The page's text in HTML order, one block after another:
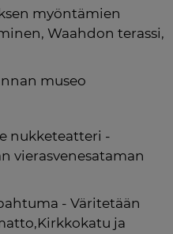
myöntämien
Waahdon terassi,
museo
nukketeatteri -
vierasvenesataman
- Väritetään
ja